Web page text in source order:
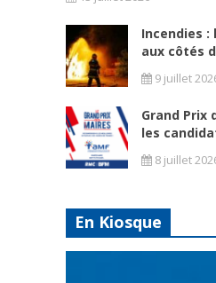
Incendies :
aux côtés
9 juillet
Grand Prix
les
8 juillet
En Kiosque